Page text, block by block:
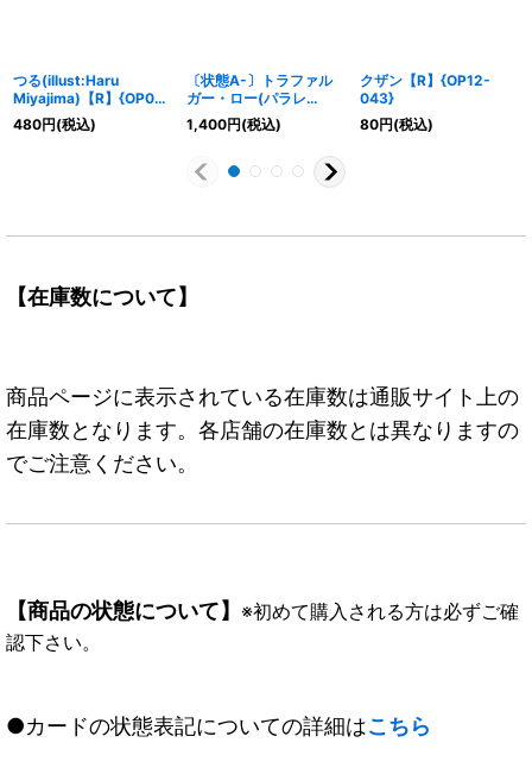
つる(illust:Haru
Miyajima)【R】{OP06-
051}
480円(税込)
〔状態A-〕トラファル
ガー・ロー(パラレ
ル/illust:Akanegumo)
【SEC/P】{EB03-062}
1,400円(税込)
クザン【R】{OP12-
043}
80円(税込)
【在庫数について】
商品ページに表示されている在庫数は通販サイト上の
在庫数となります。各店舗の在庫数とは異なりますの
でご注意ください。
【商品の状態について】 ※初めて購入される方は必ずご確
認下さい。
●カードの状態表記についての詳細はこちら